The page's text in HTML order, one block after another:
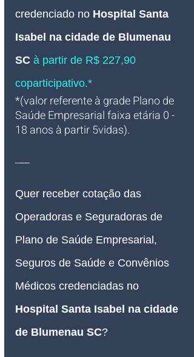
credenciado no Hospital Santa
Isabel na cidade de Blumenau
SC à partir de R$ 227,90
coparticipativo.*
*(valor referente à grade Plano de
Saúde Empresarial faixa etária 0 -
18 anos à partir 5vidas).
___
Quer receber cotação das
Operadoras e Seguradoras de
Plano de Saúde Empresarial,
Seguros de Saúde e Convênios
Médicos credenciadas no
Hospital Santa Isabel na cidade
de Blumenau SC?